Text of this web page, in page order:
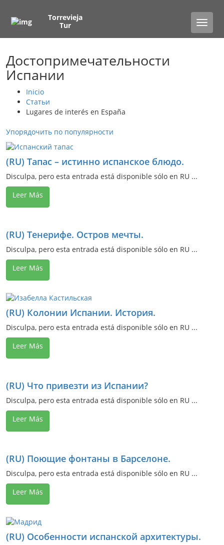
Toggle
Torrevieja
Tur
Достопримечательности
Испании
Inicio
Статьи
Lugares de interés en España
Упорядочить по популярности
(RU) Тапас – истинно испанское блюдо.
Disculpa, pero esta entrada está disponible sólo en RU ...
Leer Más
(RU) Тенерифе. Остров мечты.
Disculpa, pero esta entrada está disponible sólo en RU ...
Leer Más
(RU) Колонии Испании. История.
Disculpa, pero esta entrada está disponible sólo en RU ...
Leer Más
(RU) Что привезти из Испании?
Disculpa, pero esta entrada está disponible sólo en RU ...
Leer Más
(RU) Поющие фонтаны в Барселоне.
Disculpa, pero esta entrada está disponible sólo en RU ...
Leer Más
(RU) Особенности испанской архитектуры.